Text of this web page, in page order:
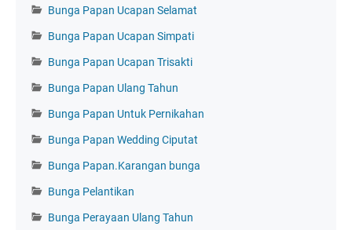
Bunga Papan Ucapan Selamat
Bunga Papan Ucapan Simpati
Bunga Papan Ucapan Trisakti
Bunga Papan Ulang Tahun
Bunga Papan Untuk Pernikahan
Bunga Papan Wedding Ciputat
Bunga Papan.Karangan bunga
Bunga Pelantikan
Bunga Perayaan Ulang Tahun